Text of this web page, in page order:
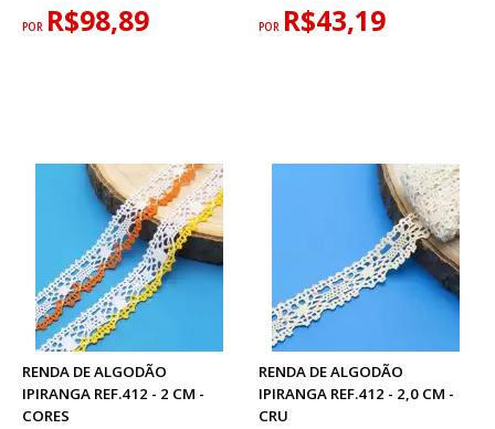
POR R$98,89 POR R$43,19
RENDA DE ALGODÃO
IPIRANGA REF.412 - 2 CM -
CORES
RENDA DE ALGODÃO
IPIRANGA REF.412 - 2,0 CM -
CRU